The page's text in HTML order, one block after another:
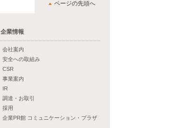
ページの先頭へ
企業情報
会社案内
安全への取組み
CSR
事業案内
IR
調達・お取引
採用
企業PR館 コミュニケーション・プラザ